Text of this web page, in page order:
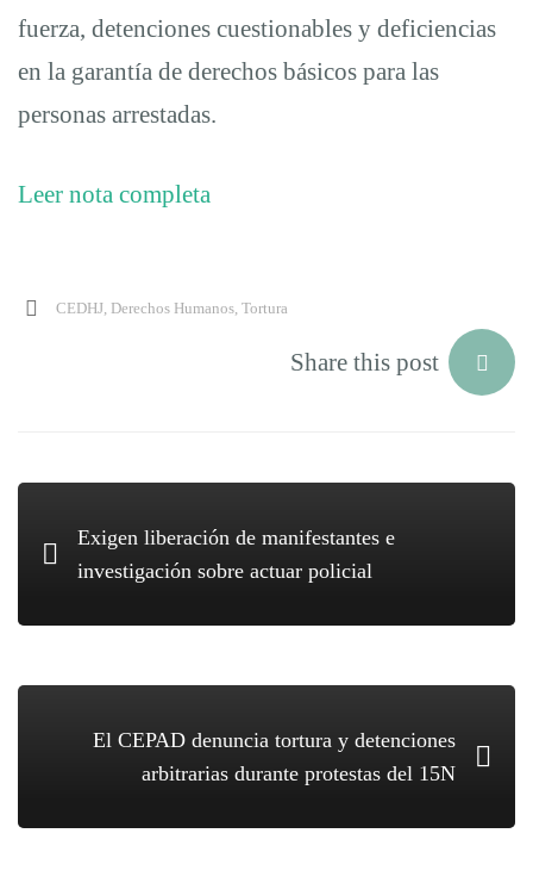
el
debido
proceso
tras
protesta
del
15N
en
Jalisco
fuerza, detenciones cuestionables y deficiencias
en la garantía de derechos básicos para las
personas arrestadas.
Leer nota completa
CEDHJ, Derechos Humanos, Tortura
Share this post
Exigen liberación de manifestantes e
investigación sobre actuar policial
El CEPAD denuncia tortura y detenciones
arbitrarias durante protestas del 15N